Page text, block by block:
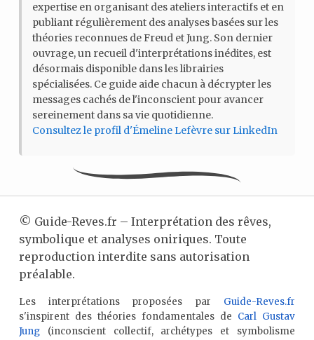
expertise en organisant des ateliers interactifs et en
publiant régulièrement des analyses basées sur les
théories reconnues de Freud et Jung. Son dernier
ouvrage, un recueil d'interprétations inédites, est
désormais disponible dans les librairies
spécialisées. Ce guide aide chacun à décrypter les
messages cachés de l'inconscient pour avancer
sereinement dans sa vie quotidienne.
Consultez le profil d'Émeline Lefèvre sur LinkedIn
© Guide-Reves.fr – Interprétation des rêves,
symbolique et analyses oniriques. Toute
reproduction interdite sans autorisation
préalable.
Les interprétations proposées par Guide-Reves.fr
s'inspirent des théories fondamentales de Carl Gustav
Jung(inconscient collectif, archétypes et symbolisme